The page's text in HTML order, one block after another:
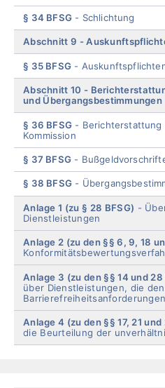
§ 34 BFSG Schlichtung
Abschnitt 9
§ 35 BFSG
Abschnitt 10
und Übergangsbestimmungen
§ 36 BFSG
Berichterstattung
Kommission
§ 37 BFSG
§ 38 BFSG
Anlage 1 (zu § 28 BFSG)
Dienstleistungen
Anlage 2 (zu den §§ 6, 9, 18
Anlage 3 (zu den §§ 14 und 28
über Dienstleistungen, die den
Anlage 4 (zu den §§ 17, 21 und
die Beurteilung der